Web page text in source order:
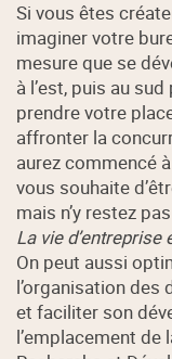
Si vous êtes
imaginer votre
mesure que se
à l’est, puis au
prendre votre
affronter la
aurez commencé
vous souhaite
mais n’y restez
La vie
On peut aussi
l’organisation des
et faciliter son
l’emplacement de